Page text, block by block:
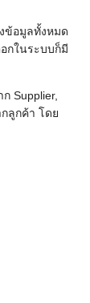
ข้อมูลทั้งหมด
กในระบบก็มี
Supplier,
ลูกค้า โดย